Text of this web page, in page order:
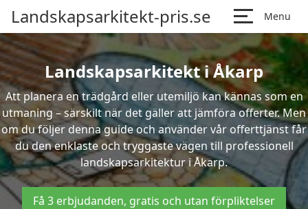
Landskapsarkitekt-pris.se Menu
Landskapsarkitekt i Åkarp
Att planera en trädgård eller utemiljö kan kännas som en
utmaning – särskilt när det gäller att jämföra offerter. Men
om du följer denna guide och använder vår offerttjänst får
du den enklaste och tryggaste vägen till professionell
landskapsarkitektur i Åkarp.
Få 3 erbjudanden, gratis och utan förpliktelser